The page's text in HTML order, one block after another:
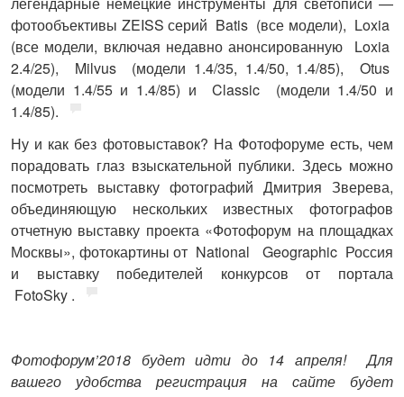
фотообъективы ZEISS серий Batis (все модели), Loxia
(все модели, включая недавно анонсированную Loxia
2.4/25), Milvus (модели 1.4/35, 1.4/50, 1.4/85), Otus
(модели 1.4/55 и 1.4/85) и Classic (модели 1.4/50 и
1.4/85).
Ну и как без фотовыставок? На Фотофоруме есть, чем
порадовать глаз взыскательной публики. Здесь можно
посмотреть выставку фотографий Дмитрия Зверева,
объединяющую нескольких известных фотографов
отчетную выставку проекта «Фотофорум на площадках
Москвы», фотокартины от National Geographic Россия
и выставку победителей конкурсов от портала
FotoSky .
Фотофорум’2018 будет идти до 14 апреля!
Для
вашего удобства регистрация на сайте будет